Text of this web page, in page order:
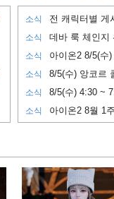
소식 전 캐릭터별 게
소식 데바 룩 체인지
소식 아이온2 8/5(수
소식 8/5(수) 앙코르
소식 8/5(수) 4:30 ~
소식 아이온2 8월 1